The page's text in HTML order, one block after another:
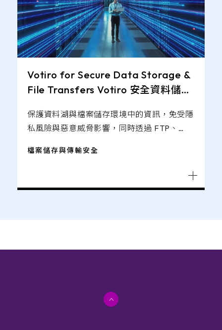
Votiro for Secure Data Storage &
File Transfers Votiro 安全資料儲存
保護資料湖與檔案儲存環境中的資訊，免受隱
私風險與惡意威脅影響，同時透過 FTP、
在傳輸過程中的安全。
檔案儲存與傳輸安全